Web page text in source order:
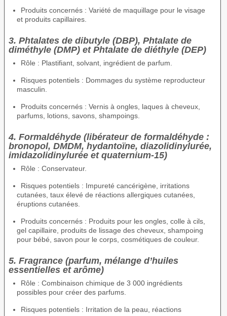
Produits concernés : Variété de maquillage pour le visage
et produits capillaires.
3. Phtalates de dibutyle (DBP), Phtalate de
diméthyle (DMP) et Phtalate de diéthyle (DEP)
Rôle : Plastifiant, solvant, ingrédient de parfum.
Risques potentiels : Dommages du système reproducteur
masculin.
Produits concernés : Vernis à ongles, laques à cheveux,
parfums, lotions, savons, shampoings.
4. Formaldéhyde (libérateur de formaldéhyde :
bronopol, DMDM, hydantoïne, diazolidinylurée,
imidazolidinylurée et quaternium-15)
Rôle : Conservateur.
Risques potentiels : Impureté cancérigène, irritations
cutanées, taux élevé de réactions allergiques cutanées,
éruptions cutanées.
Produits concernés : Produits pour les ongles, colle à cils,
gel capillaire, produits de lissage des cheveux, shampoing
pour bébé, savon pour le corps, cosmétiques de couleur.
5. Fragrance (parfum, mélange d’huiles
essentielles et arôme)
Rôle : Combinaison chimique de 3 000 ingrédients
possibles pour créer des parfums.
Risques potentiels : Irritation de la peau, réactions